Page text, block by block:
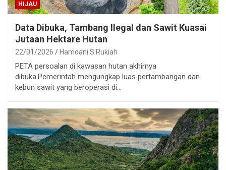
HIJAU
Data Dibuka, Tambang Ilegal dan Sawit Kuasai
Jutaan Hektare Hutan
22/01/2026 Hamdani S Rukiah
PETA persoalan di kawasan hutan akhirnya
dibuka.Pemerintah mengungkap luas pertambangan dan
kebun sawit yang beroperasi di…